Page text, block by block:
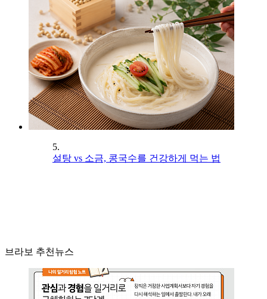
5.
설탕 vs 소금, 콩국수를 건강하게 먹는 법
브라보 추천뉴스